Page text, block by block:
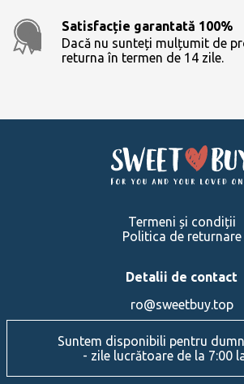
Satisfacție garantată 100%
Dacă nu sunteți mulțumit de
returna în termen de 14 zile.
Termeni și condiții
Politica de returnare
Detalii de contact
ro@sweetbuy.top
Suntem disponibili pentru
- zile lucrătoare de la 7:00